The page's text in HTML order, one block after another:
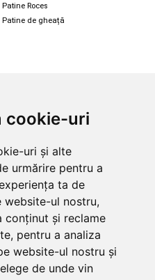
cookie-uri
uri și alte
urmărire pentru a
ta de
website-ul nostru,
conținut și reclame
pentru a analiza
website-ul nostru și
de unde vin
Patine Roces
Patine de gheață
Echipament snowboard
Skate & longboard
Santa Cruz
Enuff Skateboards
Diverse
Cum aleg rolele
Cum aleg ochelarii
Ochelari de soare Oakley